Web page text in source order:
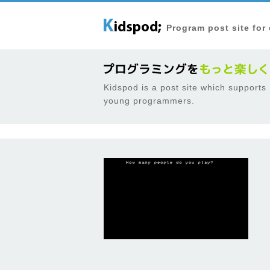
Program post site for
Kidspod is a post site which supports
young programmers.